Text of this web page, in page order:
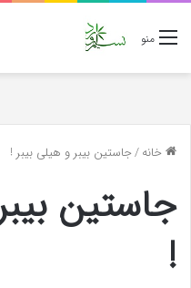
منو
خانه/جاستین بیبر و هیلی بیبر !
جاستین
!